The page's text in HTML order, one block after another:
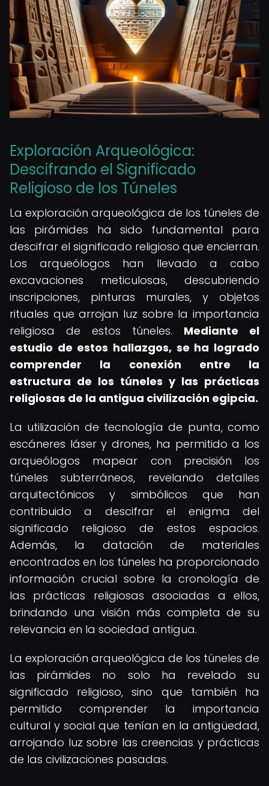
Exploración Arqueológica:
Descifrando el Significado
Religioso de los Túneles
La exploración arqueológica de los túneles de
las pirámides ha sido fundamental para
descifrar el significado religioso que encierran.
Los arqueólogos han llevado a cabo
excavaciones meticulosas, descubriendo
inscripciones, pinturas murales, y objetos
rituales que arrojan luz sobre la importancia
religiosa de estos túneles. Mediante el
estudio de estos hallazgos, se ha logrado
comprender la conexión entre la
estructura de los túneles y las prácticas
religiosas de la antigua civilización egipcia.
La utilización de tecnología de punta, como
escáneres láser y drones, ha permitido a los
arqueólogos mapear con precisión los
túneles subterráneos, revelando detalles
arquitectónicos y simbólicos que han
contribuido a descifrar el enigma del
significado religioso de estos espacios.
Además, la datación de materiales
encontrados en los túneles ha proporcionado
información crucial sobre la cronología de
las prácticas religiosas asociadas a ellos,
brindando una visión más completa de su
relevancia en la sociedad antigua.
La exploración arqueológica de los túneles de
las pirámides no solo ha revelado su
significado religioso, sino que también ha
permitido comprender la importancia
cultural y social que tenían en la antigüedad,
arrojando luz sobre las creencias y prácticas
de las civilizaciones pasadas.